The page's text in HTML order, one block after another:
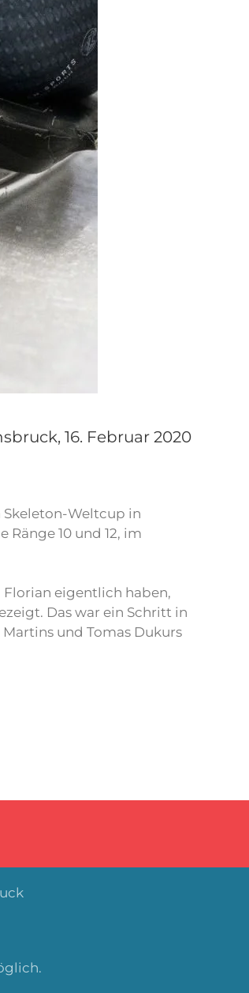
16. Februar 2020
Skeleton-Weltcup in
10 und 12, im
eigentlich haben,
Das war ein Schritt in
und Tomas Dukurs